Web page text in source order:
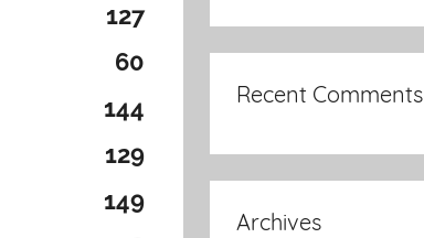
127
60
144
129
149
Recent Comments
Archives